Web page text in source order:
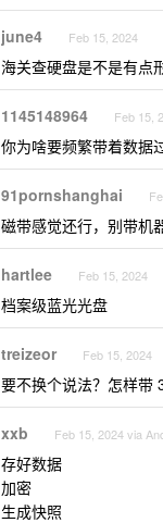
june4 Feb 15, 2024
海关查硬盘是不是有点
1145148964 Feb 15,
你为啥要频繁带着数据
91pornshanghai
磁带感觉还行，别带机
hartlee Feb 15, 2024
档案级蓝光光盘
treizeor Feb 15, 2024
要不换个说法？怎样带
xxb Feb 15, 2024 via
存好数据
加密
生成快照